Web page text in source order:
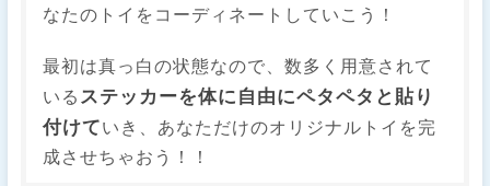
なたのトイをコーディネートしていこう！
最初は真っ白の状態なので、数多く用意されて
いる ステッカーを体に自由にペタペタと貼り
付けていき、あなただけのオリジナルトイを完
成させちゃおう！！